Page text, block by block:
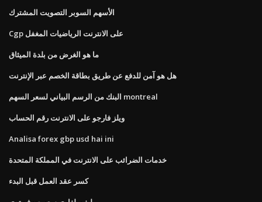
الأسهم السوبر التصويت المشترك
Cgp على الانترنت الرياضيات المغفل
ما هو الغرض من بلدة الميثاق
هل هو آمن للدفع عن طريق بطاقة الخصم عبر الإنترنت
البنك من الرسم البياني لسعر السهم montreal
ويلز فارجو على الانترنت رقم الحساب
Analisa forex gbp usd hai ini
خدمات الضرائب على الانترنت في المملكة المتحدة
كسر عقد العمل قبل البدء